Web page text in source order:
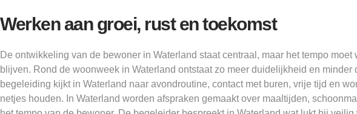
Werken aan groei, rust en toekomst
De ontwikkeling van de bewoner in Waterland staat centraal, maar het tempo moet
blijven. Rond de woonweek in Waterland ontstaat zo meer duidelijkheid en minder
begeleiding kijkt in Waterland naar avondroutine, contact met buren, vrije tijd en
netjes houden. In Waterland worden afspraken gemaakt over maaltijden,